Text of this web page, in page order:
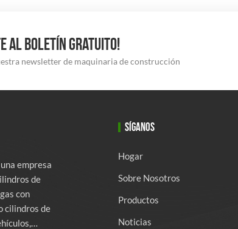
AL BOLETÍN GRATUITO!
newsletter de maquinaria de construcción
empresa
de
con
cilindros de
SÍGANOS
Hogar
Sobre Nosotros
Productos
Noticias